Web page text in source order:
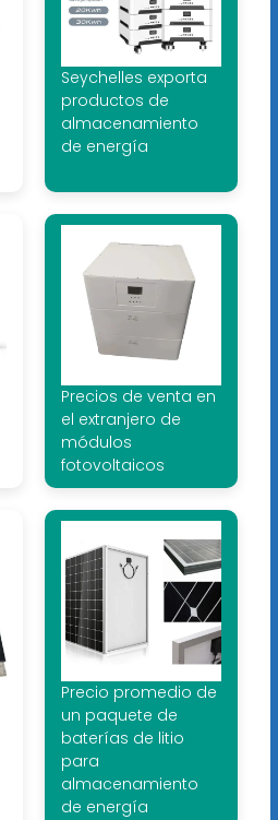
Seychelles exporta
productos de
almacenamiento
de energía
Precios de venta en
el extranjero de
módulos
fotovoltaicos
Precio promedio de
un paquete de
baterías de litio
para
almacenamiento
de energía